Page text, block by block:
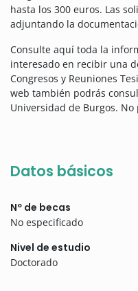
hasta los 300 euros. Las
adjuntando la
Consulte aquí toda la
interesado en recibir una
Congresos y Reuniones
web también podrás
Universidad de Burgos.
Datos básicos
Nº de becas
No especificado
Nivel de estudio
Doctorado